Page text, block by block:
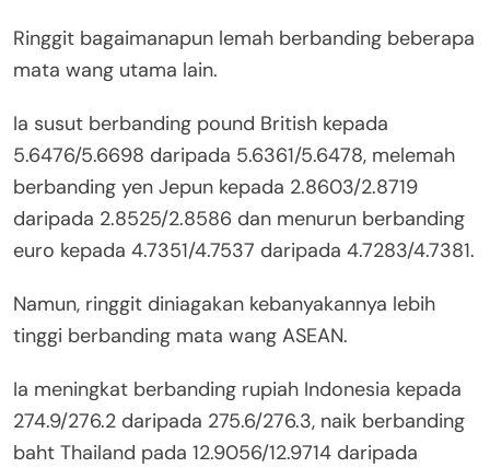
Ringgit bagaimanapun lemah berbanding beberapa
mata wang utama lain.
Ia susut berbanding pound British kepada
5.6476/5.6698 daripada 5.6361/5.6478, melemah
berbanding yen Jepun kepada 2.8603/2.8719
daripada 2.8525/2.8586 dan menurun berbanding
euro kepada 4.7351/4.7537 daripada 4.7283/4.7381.
Namun, ringgit diniagakan kebanyakannya lebih
tinggi berbanding mata wang ASEAN.
Ia meningkat berbanding rupiah Indonesia kepada
274.9/276.2 daripada 275.6/276.3, naik berbanding
baht Thailand pada 12.9056/12.9714 daripada